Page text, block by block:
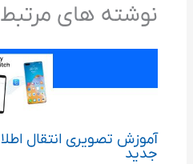
نوشته های مرتبط
آموزش تصویری انتقال
جدید